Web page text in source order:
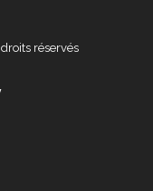
réservés